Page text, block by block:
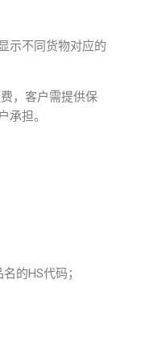
示不同货物对应的
，客户需提供保
承担。
的HS代码；